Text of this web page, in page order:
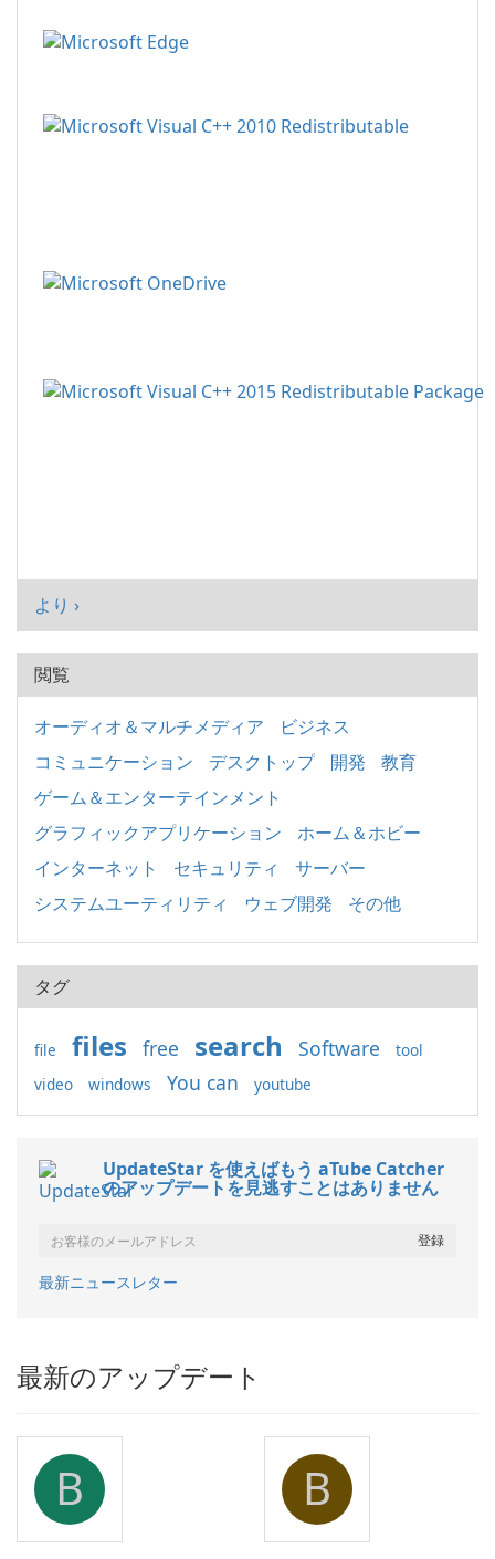
より ›
閲覧
オーディオ＆マルチメディア
ビジネス
コミュニケーション
デスクトップ 開発
教育
ゲーム＆エンターテインメント
グラフィックアプリケーション
ホーム＆ホビー
インターネット
セキュリティ
サーバー
システムユーティリティ
ウェブ開発 その他
タグ
file files free search Software
tool
video
windows You can youtube
UpdateStar を使えばもう aTube Catcher
のアップデートを見逃すことはありません
最新ニュースレター
最新のアップデート
B B